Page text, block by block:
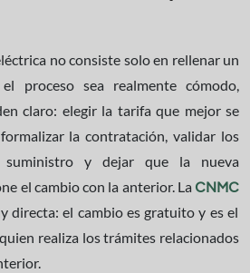
no consiste solo en rellenar un
proceso sea realmente cómodo,
claro: elegir la tarifa que mejor se
la contratación, validar los
y dejar que la nueva
el cambio con la anterior. La CNMC
directa: el cambio es gratuito y es el
realiza los trámites relacionados